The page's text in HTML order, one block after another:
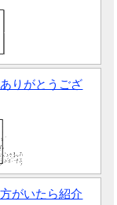
りがとうござ
がいたら紹介